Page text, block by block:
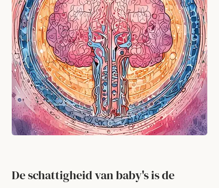
De schattigheid van baby's is de